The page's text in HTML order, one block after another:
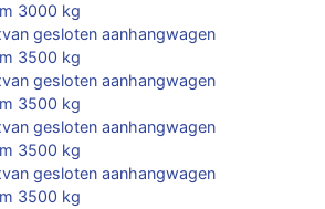
3000 kg
gesloten aanhangwagen
3500 kg
gesloten aanhangwagen
3500 kg
gesloten aanhangwagen
3500 kg
gesloten aanhangwagen
3500 kg